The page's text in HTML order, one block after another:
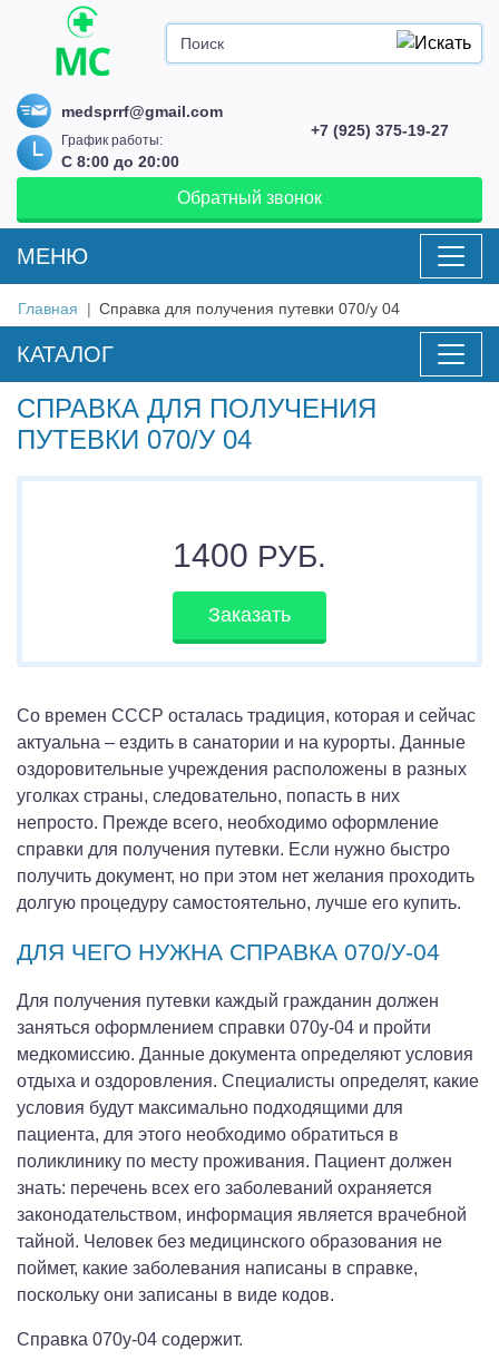
medsprrf@gmail.com
График работы:
С 8:00 до 20:00
+7 (925) 375-19-27
Обратный звонок
MEНЮ
Главная Справка для получения путевки 070/у 04
КАТАЛОГ
СПРАВКА ДЛЯ ПОЛУЧЕНИЯ
ПУТЕВКИ 070/У 04
1400 РУБ.
Заказать
Со времен СССР осталась традиция, которая и сейчас
актуальна – ездить в санатории и на курорты. Данные
оздоровительные учреждения расположены в разных
уголках страны, следовательно, попасть в них
непросто. Прежде всего, необходимо оформление
справки для получения путевки. Если нужно быстро
получить документ, но при этом нет желания проходить
долгую процедуру самостоятельно, лучше его купить.
ДЛЯ ЧЕГО НУЖНА СПРАВКА 070/У-04
Для получения путевки каждый гражданин должен
заняться оформлением справки 070у-04 и пройти
медкомиссию. Данные документа определяют условия
отдыха и оздоровления. Специалисты определят, какие
условия будут максимально подходящими для
пациента, для этого необходимо обратиться в
поликлинику по месту проживания. Пациент должен
знать: перечень всех его заболеваний охраняется
законодательством, информация является врачебной
тайной. Человек без медицинского образования не
поймет, какие заболевания написаны в справке,
поскольку они записаны в виде кодов.
Справка 070у-04 содержит.